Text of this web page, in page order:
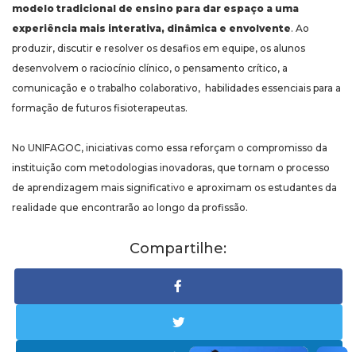
modelo tradicional de ensino para dar espaço a uma
experiência mais interativa, dinâmica e envolvente. Ao
produzir, discutir e resolver os desafios em equipe, os alunos
desenvolvem o raciocínio clínico, o pensamento crítico, a
comunicação e o trabalho colaborativo, habilidades essenciais para a
formação de futuros fisioterapeutas.
No UNIFAGOC, iniciativas como essa reforçam o compromisso da
instituição com metodologias inovadoras, que tornam o processo
de aprendizagem mais significativo e aproximam os estudantes da
realidade que encontrarão ao longo da profissão.
Compartilhe: